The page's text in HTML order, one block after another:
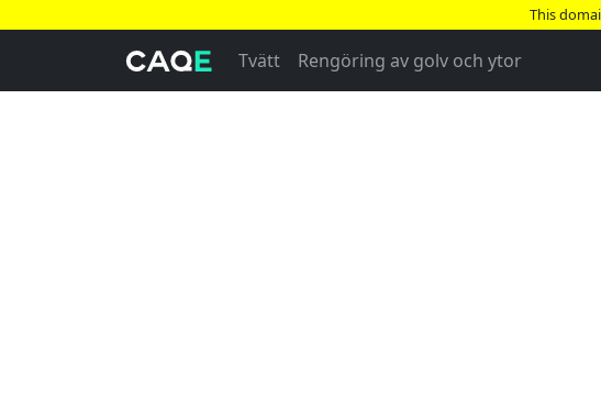
This
Tvätt Rengöring av golv och ytor